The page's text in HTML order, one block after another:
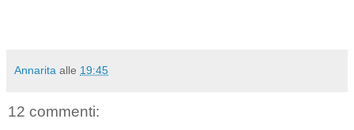
Annarita alle 19:45
12 commenti: